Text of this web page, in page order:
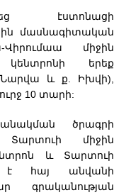
էստոնացի
մասնագիտական
Վիրումաա միջին
կենտրոնի երեք
Նարվա և ք. Իխվի),
10 տարի:
ծրագրի
Տարտուի միջին
և Տարտուի
է հայ անվանի
գրականության